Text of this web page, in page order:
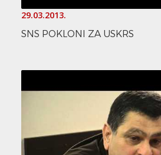
29.03.2013.
SNS POKLONI ZA USKRS